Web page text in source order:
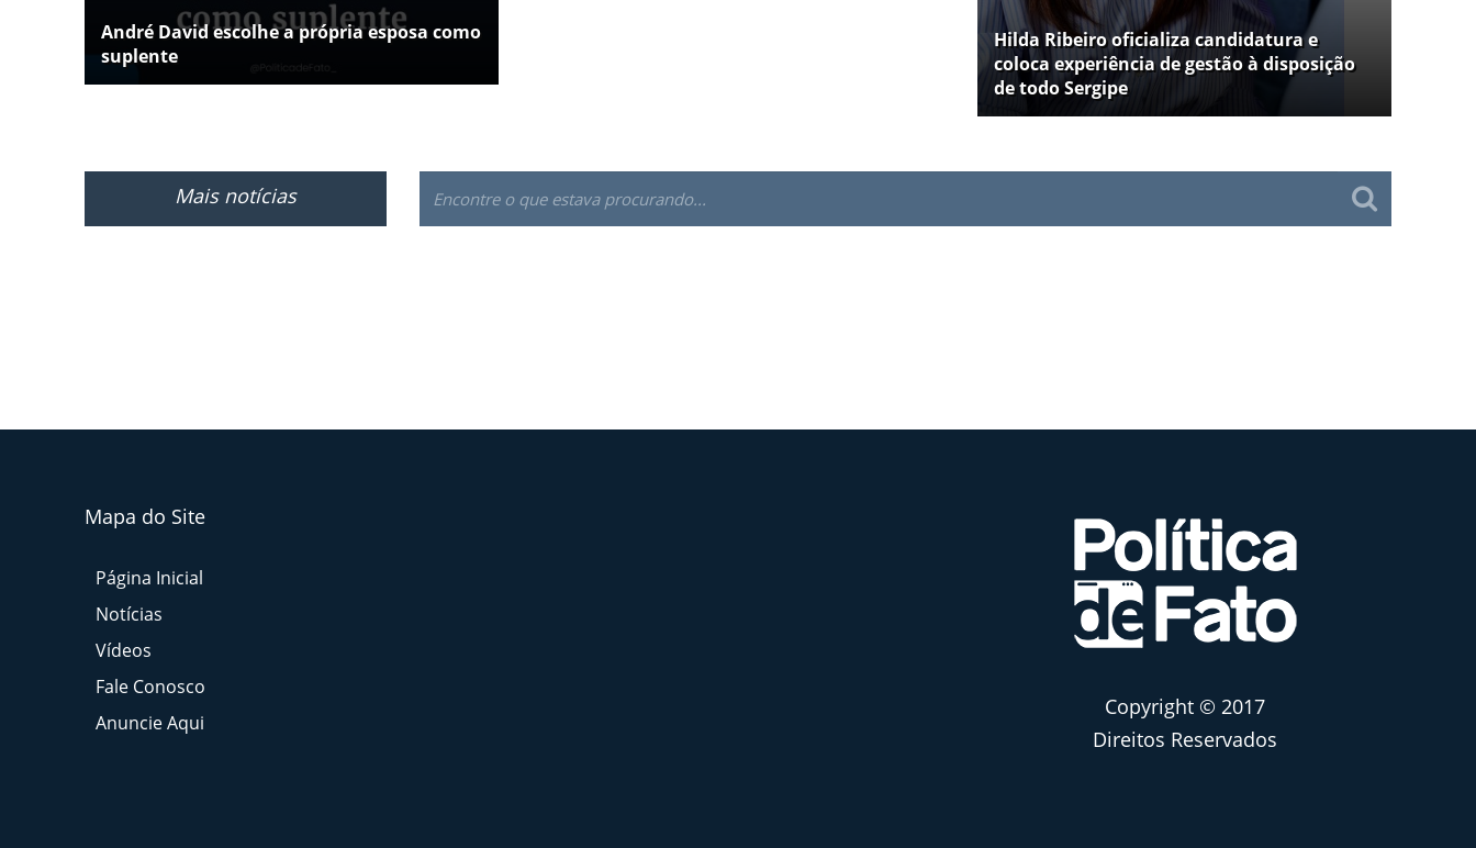
André David escolhe a própria esposa como
suplente
Hilda Ribeiro oficializa candidatura e
coloca experiência de gestão à disposição
de todo Sergipe
Mais notícias
Mapa do Site
Página Inicial
Notícias
Vídeos
Fale Conosco
Anuncie Aqui
Copyright © 2017
Direitos Reservados